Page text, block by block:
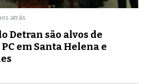
atrás
Detran são alvos de
em Santa Helena e